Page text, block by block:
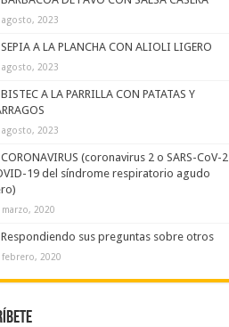
2023
SEPIA A LA PLANCHA CON ALIOLI LIGERO
2023
BISTEC A LA PARRILLA CON PATATAS Y
2023
CORONAVIRUS (coronavirus 2 o SARS-CoV-2
19 del síndrome respiratorio agudo
2020
Respondiendo sus preguntas sobre otros
febrero, 2020